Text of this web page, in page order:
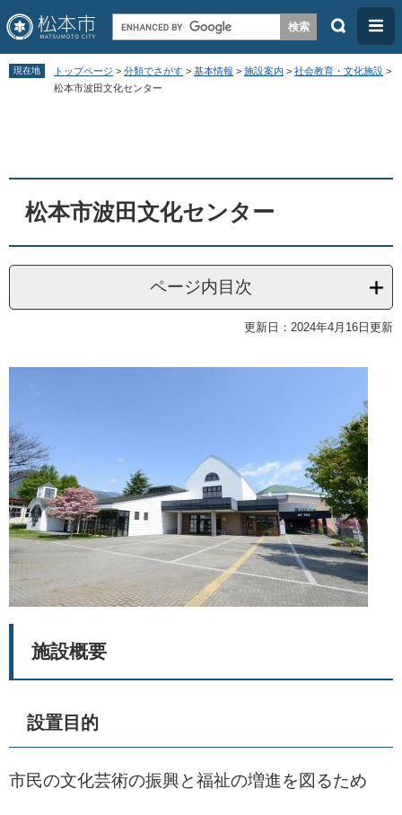
ペ
す
。
メ
し
て
検
メ
ニ
ュ
現在地 トップページ > 分類でさがす > 基本情報 > 施設案内 > 社会教育・文化施設 >
松本市波田文化センター
松本市波田文化センター
ページ内目次
更新日：2024年4月16日更新
施設概要
設置目的
市民の文化芸術の振興と福祉の増進を図るため